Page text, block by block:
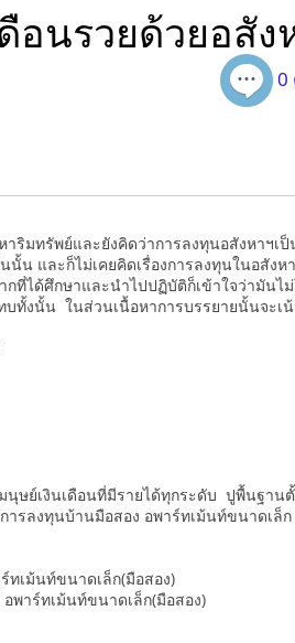
อนรวยด้วยอสัง
0
ริมทรัพย์และยังคิดว่าการลงทุนอสังหาฯเ
น และก็ไม่เคยคิดเรื่องการลงทุนในอสัง
ที่ได้ศึกษาและนำไปปฏิบัติก็เข้าใจว่ามันไ
ทั้งนั้น ในส่วนเนื้อหาการบรรยายนั้นจะเ
ษย์เงินเดือนที่มีรายได้ทุกระดับ ปูพื้นฐาน
รลงทุนบ้านมือสอง อพาร์ทเม้นท์ขนาดเ
เม้นท์ขนาดเล็ก(มือสอง)
พาร์ทเม้นท์ขนาดเล็ก(มือสอง)